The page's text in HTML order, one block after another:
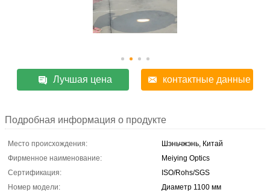
Лучшая цена контактные данные
Подробная информация о продукте
Место происхождения:
Шэньчжэнь, Китай
Фирменное наименование:
Meiying Optics
Сертификация:
ISO/Rohs/SGS
Номер модели:
Диаметр 1100 мм